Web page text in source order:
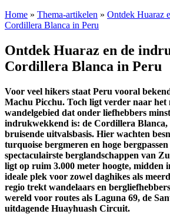
Home » Thema-artikelen » Ontdek Huaraz
Cordillera Blanca in Peru
Ontdek Huaraz en de
Cordillera Blanca in Peru
Voor veel hikers staat Peru vooral
Machu Picchu. Toch ligt verder naar het
wandelgebied dat onder liefhebbers
indrukwekkend is: de Cordillera Blanca,
bruisende uitvalsbasis. Hier wachten
turquoise bergmeren en hoge
spectaculairste berglandschappen van
ligt op ruim 3.000 meter hoogte, midden
ideale plek voor zowel daghikes als
regio trekt wandelaars en
wereld voor routes als Laguna 69, de
uitdagende Huayhuash Circuit.